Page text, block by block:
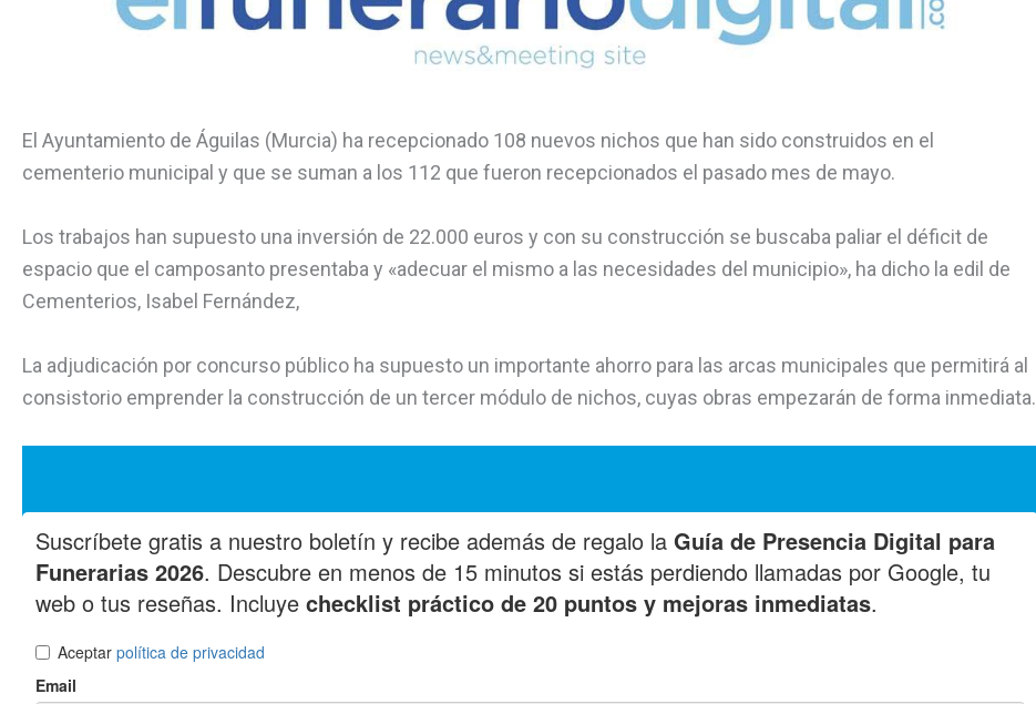
El Ayuntamiento de Águilas (Murcia) ha recepcionado 108 nuevos nichos que han sido construidos en el
cementerio municipal y que se suman a los 112 que fueron recepcionados el pasado mes de mayo.
Los trabajos han supuesto una inversión de 22.000 euros y con su construcción se buscaba paliar el déficit de
espacio que el camposanto presentaba y «adecuar el mismo a las necesidades del municipio», ha dicho la edil de
Cementerios, Isabel Fernández,
La adjudicación por concurso público ha supuesto un importante ahorro para las arcas municipales que permitirá al
consistorio emprender la construcción de un tercer módulo de nichos, cuyas obras empezarán de forma inmediata.